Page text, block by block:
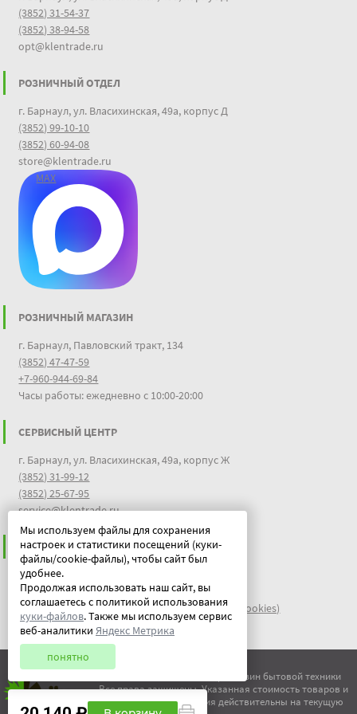
Мы используем файлы для сохранения
настроек и статистики посещений (куки-
файлы/cookie-файлы), чтобы сайт был
удобнее.
Продолжая использовать наш сайт, вы
соглашаетесь с политикой использования
куки-файлов. Также мы используем сервис
веб-аналитики Яндекс Метрика
понятно
(3852) 31-54-37
(3852) 38-94-58
opt@klentrade.ru
РОЗНИЧНЫЙ ОТДЕЛ
г. Барнаул, ул. Власихинская, 49а, корпус Д
(3852) 99-10-10
(3852) 60-94-08
store@klentrade.ru
MAX
РОЗНИЧНЫЙ МАГАЗИН
г. Барнаул, Павловский тракт, 134
(3852) 47-47-59
+7-960-944-69-84
Часы работы: ежедневно с 10:00-20:00
СЕРВИСНЫЙ ЦЕНТР
г. Барнаул, ул. Власихинская, 49а, корпус Ж
(3852) 31-99-12
(3852) 25-67-95
service@klentrade.ru
ИНФОРМАЦИЯ
Пользовательское соглашение
Политика конфиденциальности
файлы идентификации пользователей куки (cookies)
Документы
© ООО "Китеж" 1995-2026 | Магазин бытовой техники
Все права защищены. Указанная стоимость товаров и
условия их приобретения действительны на текущую